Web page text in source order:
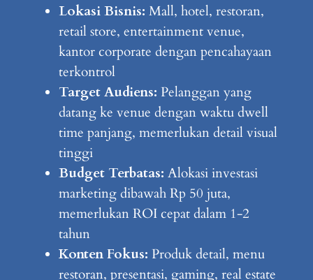
Lokasi Bisnis: Mall, hotel, restoran,
retail store, entertainment venue,
kantor corporate dengan pencahayaan
terkontrol
Target Audiens: Pelanggan yang
datang ke venue dengan waktu dwell
time panjang, memerlukan detail visual
tinggi
Budget Terbatas: Alokasi investasi
marketing dibawah Rp 50 juta,
memerlukan ROI cepat dalam 1-2
tahun
Konten Fokus: Produk detail, menu
restoran, presentasi, gaming, real estate